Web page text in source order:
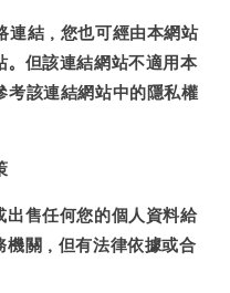
連結，您也可經由本網站
。但該連結網站不適用本
考該連結網站中的隱私權
出售任何您的個人資料給
機關，但有法律依據或合